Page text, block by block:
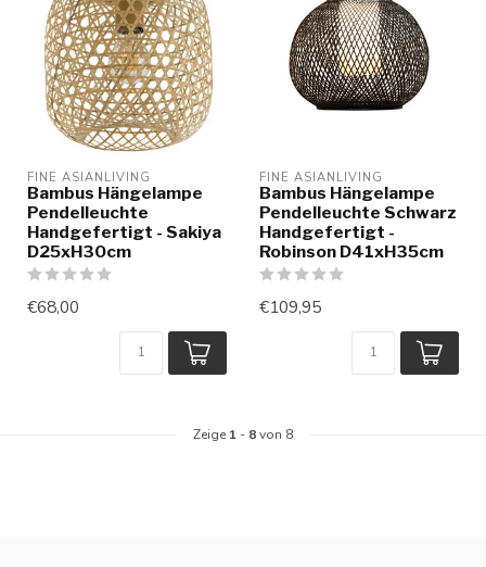
FINE ASIANLIVING
Bambus Hängelampe
Pendelleuchte
Handgefertigt - Sakiya
D25xH30cm
€68,00
FINE ASIANLIVING
Bambus Hängelampe
Pendelleuchte Schwarz
Handgefertigt -
Robinson D41xH35cm
€109,95
Zeige 1 - 8von 8